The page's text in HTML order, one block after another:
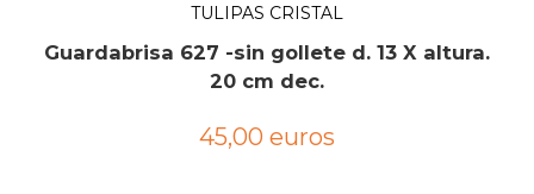
TULIPAS CRISTAL
Guardabrisa 627 -sin gollete d. 13 X altura.
20 cm dec.
45,00 euros